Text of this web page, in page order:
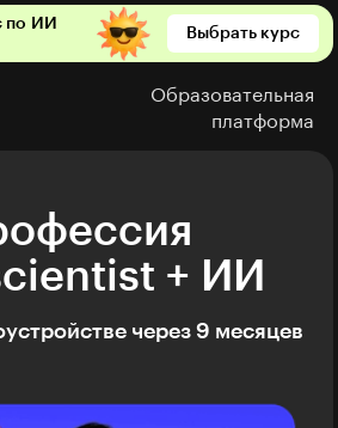
по ИИ
Выбрать курс
Образовательная
платформа
+ ИИ
через 9 месяцев